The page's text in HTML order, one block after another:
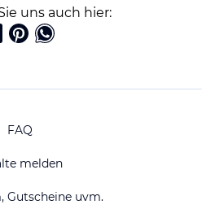
uns auch hier:
FAQ
melden
Gutscheine uvm.